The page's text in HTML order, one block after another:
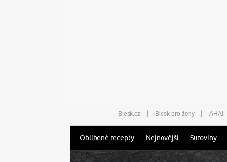
Blesk.cz | Blesk pro ženy | AHA!
Oblíbené recepty Nejnovější Suroviny